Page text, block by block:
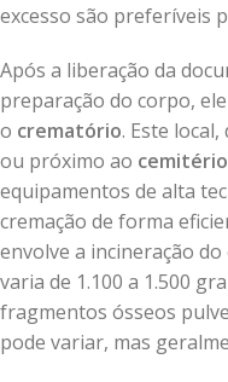
excesso são preferíveis
Após a liberação da
preparação do corpo,
o crematório. Este
ou próximo ao
equipamentos de alta
cremação de forma
envolve a incineração
varia de 1.100 a 1.500
fragmentos ósseos
pode variar, mas